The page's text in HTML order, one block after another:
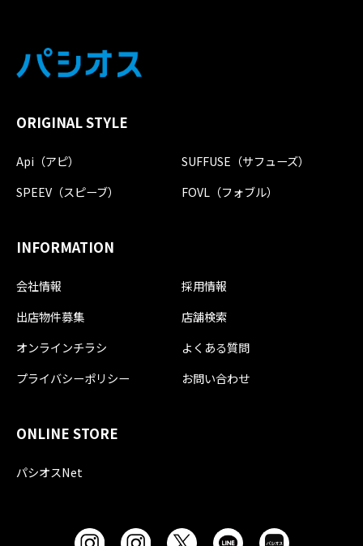
ORIGINAL STYLE
Api（アピ）
SUFFUSE（サフューズ）
SPEEV（スピーブ）
FOVL（フォブル）
INFORMATION
会社情報
採用情報
出店物件募集
店舗検索
オンラインチラシ
よくある質問
プライバシーポリシー
お問い合わせ
ONLINE STORE
パシオスNet